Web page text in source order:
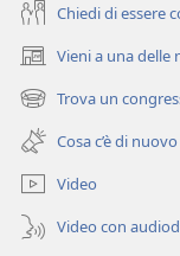
Chiedi di essere
Vieni a una delle
(apre
una
nuova
finestra)
Trova un
(apre
una
nuova
finestra)
Cosa c’è di nuovo
Video
Video con